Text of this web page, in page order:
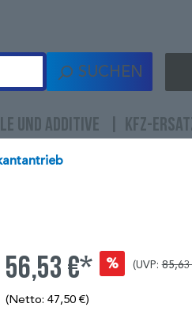
SUCHEN
UND ADDITIVE KFZ-
56,53 €* % (UVP:
(Netto: 47,50 €)